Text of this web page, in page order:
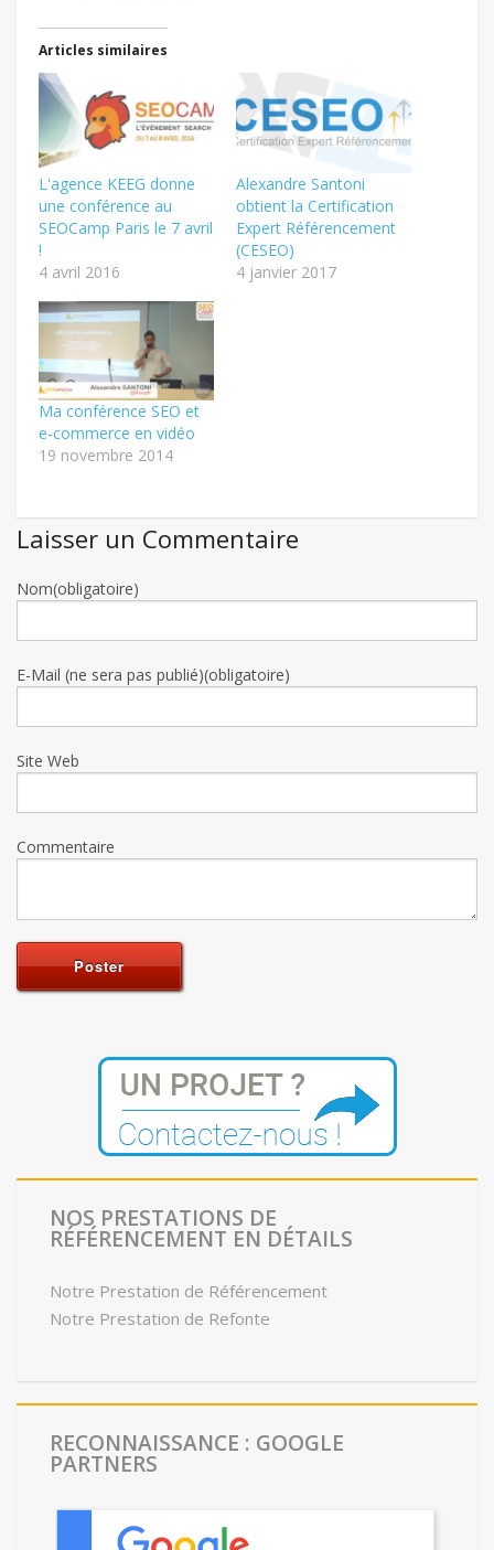
dans
nouvelle
dans
une
nouvelle
Articles similaires
L'agence KEEG donne
une conférence au
SEOCamp Paris le 7 avril
!
4 avril 2016
Alexandre Santoni
obtient la Certification
Expert Référencement
(CESEO)
4 janvier 2017
Ma conférence SEO et
e-commerce en vidéo
19 novembre 2014
Laisser un Commentaire
Nom(obligatoire)
E-Mail (ne sera pas publié)(obligatoire)
Site Web
Commentaire
NOS PRESTATIONS DE
RÉFÉRENCEMENT EN DÉTAILS
Notre Prestation de Référencement
Notre Prestation de Refonte
RECONNAISSANCE : GOOGLE
PARTNERS